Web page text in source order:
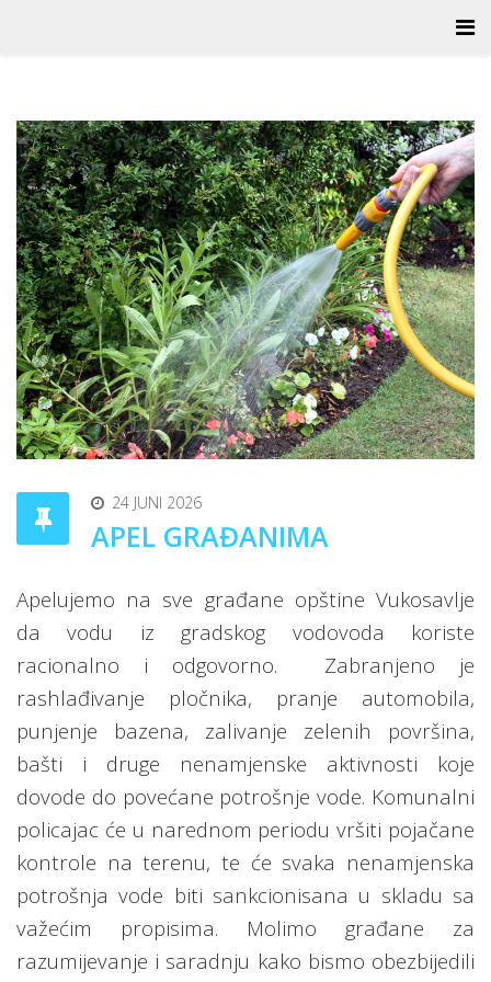
24 JUNI 2026
APEL GRAĐANIMA
Apelujemo na sve građane opštine Vukosavlje
da vodu iz gradskog vodovoda koriste
racionalno i odgovorno.
Zabranjeno je
rashlađivanje pločnika, pranje automobila,
punjenje bazena, zalivanje zelenih površina,
bašti i druge nenamjenske aktivnosti koje
dovode do povećane potrošnje vode. Komunalni
policajac će u narednom periodu vršiti pojačane
kontrole na terenu, te će svaka nenamjenska
potrošnja vode biti sankcionisana u skladu sa
važećim propisima. Molimo građane za
razumijevanje i saradnju kako bismo obezbijedili